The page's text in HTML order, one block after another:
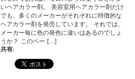
ョップの送料...
なくなり次第終...
いヘアカラー剤。 美容室用ヘアカラー剤だけ
でも、多くのメーカーがそれぞれに特徴的な
ヘアカラー剤を発売しています。 それでは、
メーカー毎に色の発色に違いはあるのでしょ
うか？ このペー […]
共有: